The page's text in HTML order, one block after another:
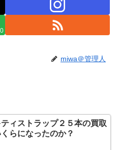
0
miwa＠管理人
ィストラップ２５本の買取
らになったのか？